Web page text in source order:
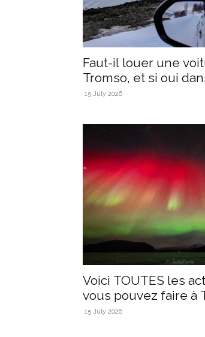
Faut-il louer une
Tromso, et si oui
15 July 2026
Voici TOUTES les
vous pouvez faire à
15 July 2026